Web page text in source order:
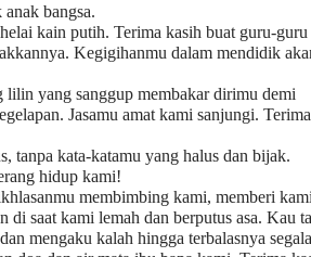
bangsa.
kain putih. Terima kasih buat guru-guru
Kegigihanmu dalam mendidik
lilin yang sanggup membakar dirimu demi
Jasamu amat kami sanjungi. Terima
tanpa kata-katamu yang halus dan bijak.
hidup kami!
membimbing kami, memberi
di saat kami lemah dan berputus asa. Kau
mengaku kalah hingga terbalasnya segala